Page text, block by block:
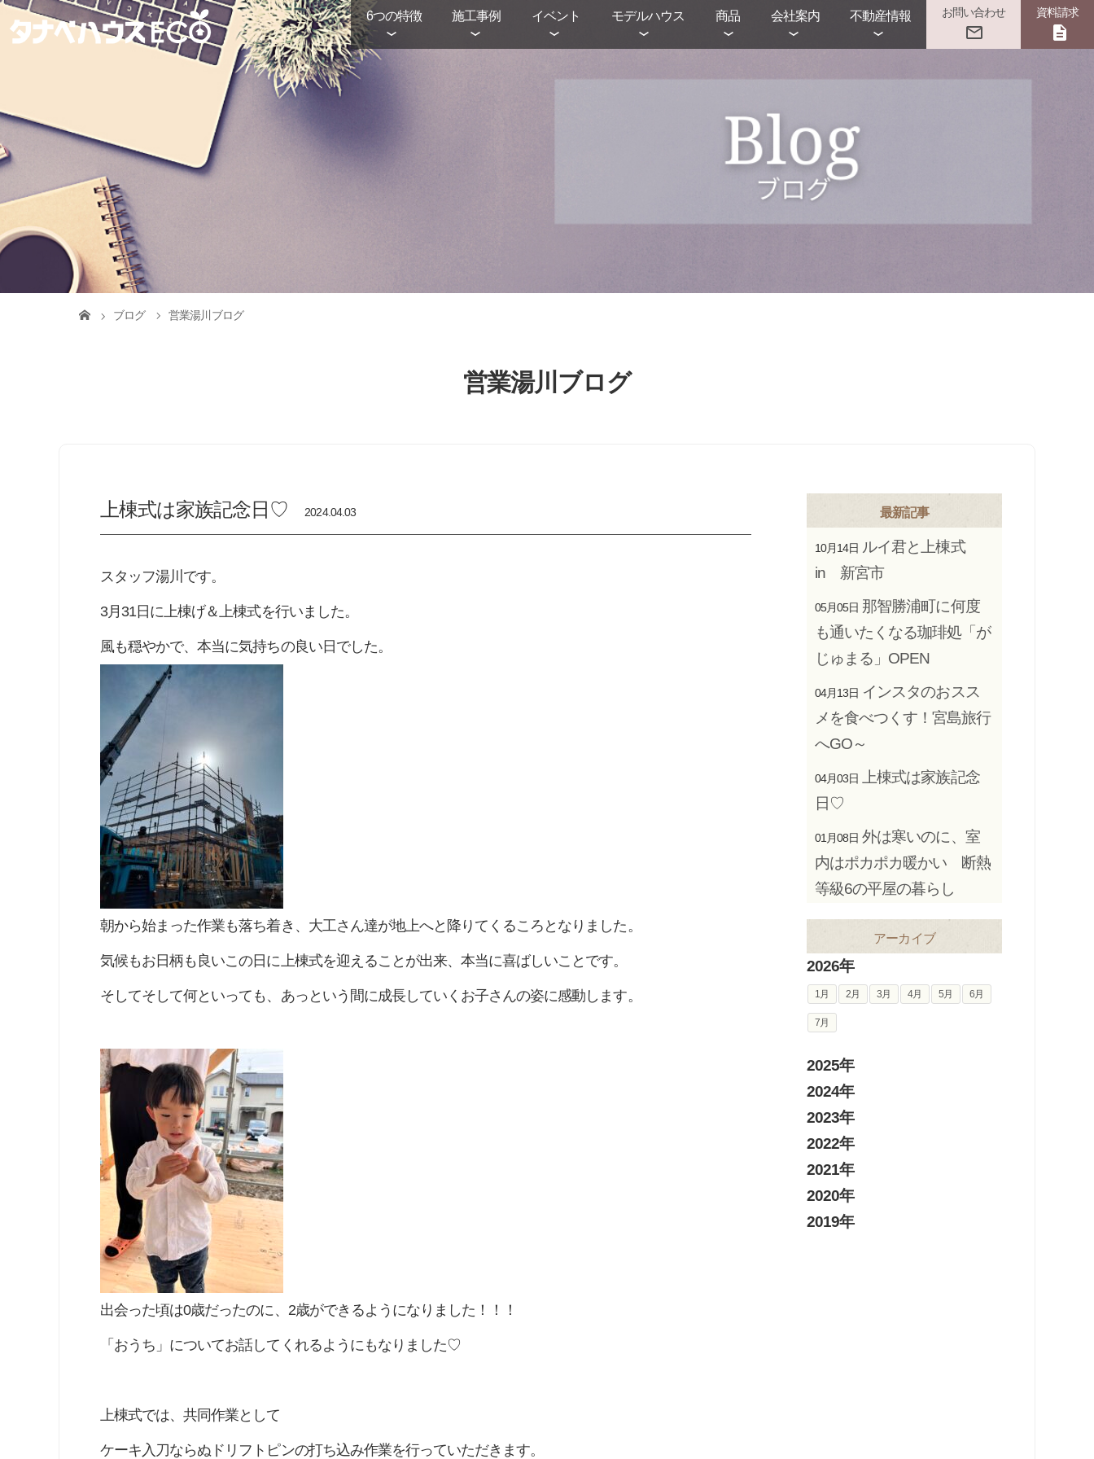
6つの特徴 施工事例 イベント モデルハウス 商品 会社案内 不動産情報 お問い合わせ 資料請求
ブログ 営業湯川ブログ
営業湯川ブログ
上棟式は家族記念日♡ 2024.04.03
スタッフ湯川です。
3月31日に上棟げ＆上棟式を行いました。
風も穏やかで、本当に気持ちの良い日でした。
朝から始まった作業も落ち着き、大工さん達が地上へと降りてくるころとなりました。
気候もお日柄も良いこの日に上棟式を迎えることが出来、本当に喜ばしいことです。
そしてそして何といっても、あっという間に成長していくお子さんの姿に感動します。
出会った頃は0歳だったのに、2歳ができるようになりました！！！
「おうち」についてお話してくれるようにもなりました♡
上棟式では、共同作業として
ケーキ入刀ならぬドリフトピンの打ち込み作業を行っていただきます。
最新記事
10月14日 ルイ君と上棟式
in 新宮市
05月05日 那智勝浦町に何度
も通いたくなる珈琲処「が
じゅまる」OPEN
04月13日 インスタのおスス
メを食べつくす！宮島旅行
へGO～
04月03日
上棟式は家族記念
日♡
01月08日 外は寒いのに、室
内はポカポカ暖かい 断熱
等級6の平屋の暮らし
アーカイブ
2026年
1月 2月 3月 4月 5月 6月
7月
2025年
2024年
2023年
2022年
2021年
2020年
2019年